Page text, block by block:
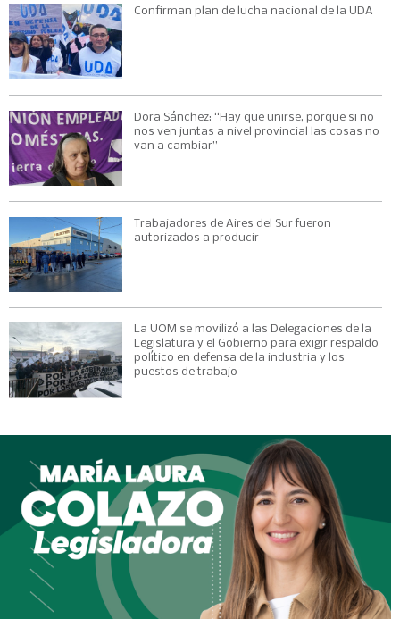
Confirman plan de lucha nacional de la UDA
Dora Sánchez: “Hay que unirse, porque si no
nos ven juntas a nivel provincial las cosas no
van a cambiar”
Trabajadores de Aires del Sur fueron
autorizados a producir
La UOM se movilizó a las Delegaciones de la
Legislatura y el Gobierno para exigir respaldo
político en defensa de la industria y los
puestos de trabajo